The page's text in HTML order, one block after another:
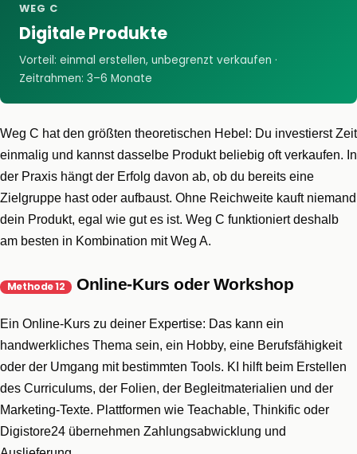
WEG C
Digitale Produkte
Vorteil: einmal erstellen, unbegrenzt verkaufen ·
Zeitrahmen: 3–6 Monate
Weg C hat den größten theoretischen Hebel: Du investierst Zeit
einmalig und kannst dasselbe Produkt beliebig oft verkaufen. In
der Praxis hängt der Erfolg davon ab, ob du bereits eine
Zielgruppe hast oder aufbaust. Ohne Reichweite kauft niemand
dein Produkt, egal wie gut es ist. Weg C funktioniert deshalb
am besten in Kombination mit Weg A.
Methode 12 Online-Kurs oder Workshop
Ein Online-Kurs zu deiner Expertise: Das kann ein
handwerkliches Thema sein, ein Hobby, eine Berufsfähigkeit
oder der Umgang mit bestimmten Tools. KI hilft beim Erstellen
des Curriculums, der Folien, der Begleitmaterialien und der
Marketing-Texte. Plattformen wie Teachable, Thinkific oder
Digistore24 übernehmen Zahlungsabwicklung und